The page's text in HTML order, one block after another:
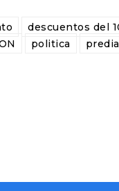
descuentos del
politica